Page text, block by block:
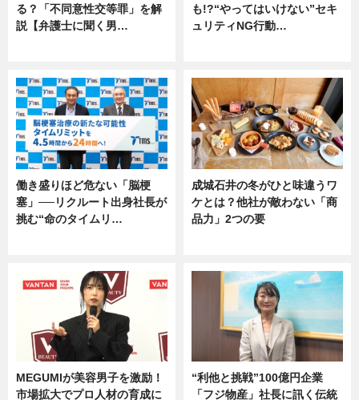
る？「不同意性交等罪」を解
説【弁護士に聞く男…
も!?“やってはいけない”セキ
ュリティNG行動…
働き盛りほど危ない「脳梗
塞」──リクルート出身社長が
挑む“命のタイムリ…
成城石井の冬がひと味違うワ
ケとは？他社が敵わない「商
品力」2つの要
MEGUMIが美容男子を激励！
市場拡大でプロ人材の育成に
“利他と挑戦”100億円企業
「フジ物産」社長に訊く伝統